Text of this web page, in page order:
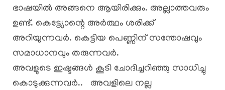
ഭാഷയിൽ അങ്ങനെ ആയിരിക്കും. അല്ലാത്തവരും
ഉണ്ട്. കെട്ട്യോന്റെ അർത്ഥം ശരിക്ക്
അറിയുന്നവർ. കെട്ടിയ പെണ്ണിന് സന്തോഷവും
സമാധാനവും തരുന്നവർ.
അവളുടെ ഇഷ്ടങ്ങൾ കൂടി ചോദിച്ചറിഞ്ഞു സാധിച്ചു
കൊടുക്കുന്നവർ.. അവളിലെ നല്ല